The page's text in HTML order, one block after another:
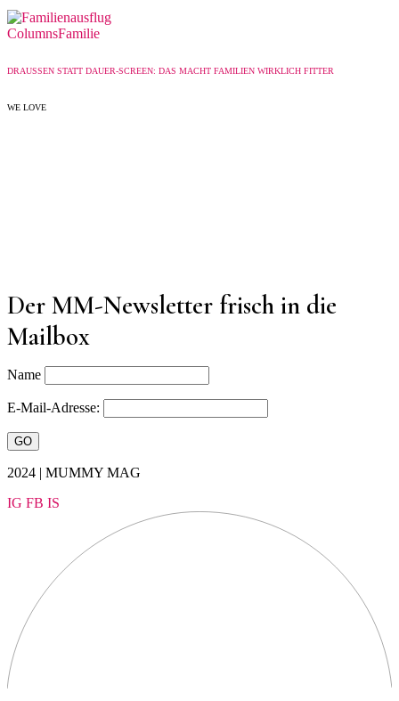
ColumnsFamilie
DRAUSSEN STATT DAUER-SCREEN: DAS MACHT FAMILIEN WIRKLICH FITTER
WE LOVE
Der MM-Newsletter frisch in die
Mailbox
Name
E-Mail-Adresse:
2024 | MUMMY MAG
IG FB IS